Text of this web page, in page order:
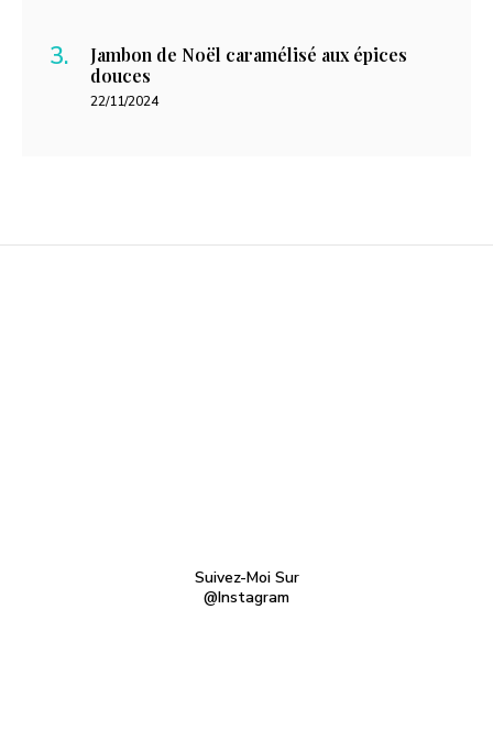
Jambon de Noël caramélisé aux épices
douces
22/11/2024
Suivez-Moi Sur
@Instagram